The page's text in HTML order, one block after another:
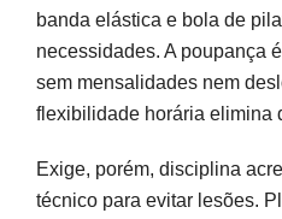
banda elástica e bola de
necessidades. A poupança
sem mensalidades nem
flexibilidade horária elimina
Exige, porém, disciplina
técnico para evitar lesões.